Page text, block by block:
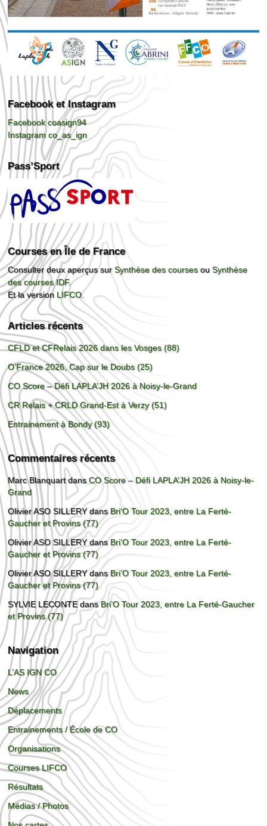
Facebook et Instagram
Facebook coasign94
Instagram co_as_ign
Pass’Sport
Courses en Île de France
Consulter deux aperçus surSynthèse des coursesouSynthèse
des courses IDF.
Et la version LIFCO.
Articles récents
CFLD et CFRelais 2026 dans les Vosges (88)
O’France 2026, Cap sur le Doubs (25)
CO Score – Défi LAPLA’JH 2026 à Noisy-le-Grand
CR Relais + CRLD Grand-Est à Verzy (51)
Entrainement à Bondy (93)
Commentaires récents
Marc BlanquartdansCO Score – Défi LAPLA’JH 2026 à Noisy-le-
Grand
Olivier ASO SILLERYdansBri’O Tour 2023, entre La Ferté-
Gaucher et Provins (77)
Olivier ASO SILLERYdansBri’O Tour 2023, entre La Ferté-
Gaucher et Provins (77)
Olivier ASO SILLERYdansBri’O Tour 2023, entre La Ferté-
Gaucher et Provins (77)
SYLVIE LECONTEdansBri’O Tour 2023, entre La Ferté-Gaucher
et Provins (77)
Navigation
L’AS IGN CO
News
Déplacements
Entrainements / École de CO
Organisations
Courses LIFCO
Résultats
Médias / Photos